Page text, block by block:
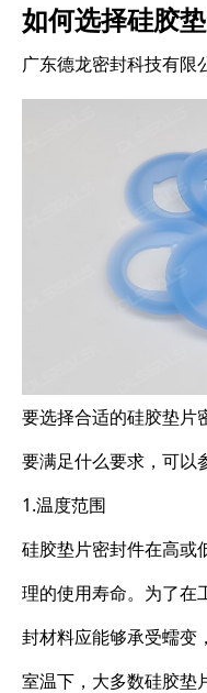
如何选择硅胶
广东德龙密封科技有限
要选择合适的硅胶垫片
要满足什么要求，可以
1.温度范围
硅胶垫片密封件在高或
理的使用寿命。为了在
封材料应能够承受蠕变
室温下，大多数硅胶垫